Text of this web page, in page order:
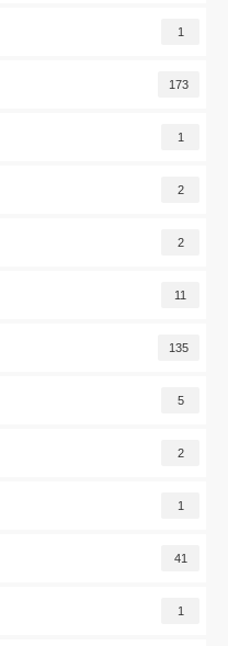
1
173
1
2
2
11
135
5
2
1
41
1